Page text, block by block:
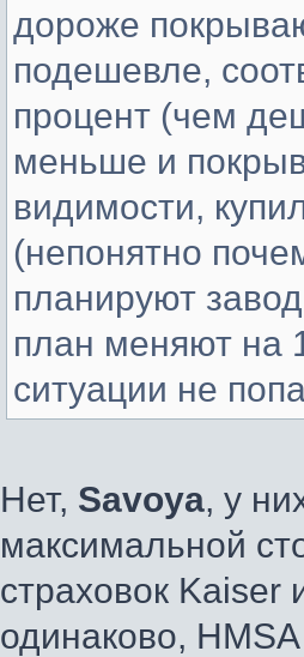
дороже
подешевле,
процент (чем
меньше и
видимости,
(непонятно
планируют
план меняют на
ситуации не
Нет, Savoya, у
максимальной
страховок
одинаково,